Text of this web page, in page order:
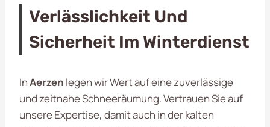
Verlässlichkeit Und
Sicherheit Im Winterdienst
InAerzen legen wir Wert auf eine zuverlässige
und zeitnahe Schneeräumung. Vertrauen Sie auf
unsere Expertise, damit auch in der kalten